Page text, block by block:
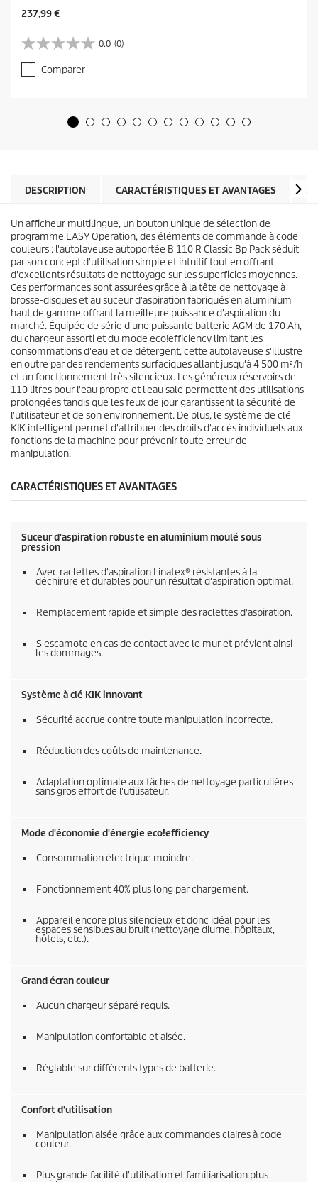
C
r
e
n
p
c
e
237,99 €
0.0 (0)
0
.
0
.
Comparer
DESCRIPTION CARACTÉRISTIQUES ET AVANTAGES
Un afficheur multilingue, un bouton unique de sélection de
programme EASY Operation, des éléments de commande à code
couleurs : l'autolaveuse autoportée B 110 R Classic Bp Pack séduit
par son concept d'utilisation simple et intuitif tout en offrant
d'excellents résultats de nettoyage sur les superficies moyennes.
Ces performances sont assurées grâce à la tête de nettoyage à
brosse-disques et au suceur d'aspiration fabriqués en aluminium
haut de gamme offrant la meilleure puissance d'aspiration du
marché. Équipée de série d'une puissante batterie AGM de 170 Ah,
du chargeur assorti et du mode eco!efficiency limitant les
consommations d'eau et de détergent, cette autolaveuse s'illustre
en outre par des rendements surfaciques allant jusqu'à 4 500 m²/h
et un fonctionnement très silencieux. Les généreux réservoirs de
110 litres pour l'eau propre et l'eau sale permettent des utilisations
prolongées tandis que les feux de jour garantissent la sécurité de
l'utilisateur et de son environnement. De plus, le système de clé
KIK intelligent permet d'attribuer des droits d'accès individuels aux
fonctions de la machine pour prévenir toute erreur de
manipulation.
CARACTÉRISTIQUES ET AVANTAGES
Suceur d'aspiration robuste en aluminium moulé sous
pression
Avec raclettes d'aspiration Linatex® résistantes à la
déchirure et durables pour un résultat d'aspiration optimal.
Remplacement rapide et simple des raclettes d'aspiration.
S'escamote en cas de contact avec le mur et prévient ainsi
les dommages.
Système à clé KIK innovant
Sécurité accrue contre toute manipulation incorrecte.
Réduction des coûts de maintenance.
Adaptation optimale aux tâches de nettoyage particulières
sans gros effort de l'utilisateur.
Mode d'économie d'énergie eco!efficiency
Consommation électrique moindre.
Fonctionnement 40% plus long par chargement.
Appareil encore plus silencieux et donc idéal pour les
espaces sensibles au bruit (nettoyage diurne, hôpitaux,
hôtels, etc.).
Grand écran couleur
Aucun chargeur séparé requis.
Manipulation confortable et aisée.
Réglable sur différents types de batterie.
Confort d'utilisation
Manipulation aisée grâce aux commandes claires à code
couleur.
Plus grande facilité d'utilisation et familiarisation plus